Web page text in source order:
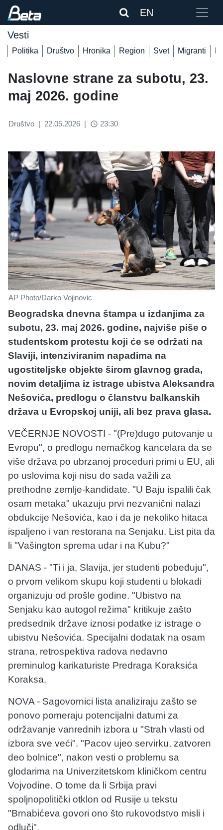
EN
Vesti
Politika Društvo Hronika Region Svet Migranti
Naslovne strane za subotu, 23.
maj 2026. godine
Društvo | 22.05.2026 | access_time 23:30
AP Photo/Darko Vojinovic
Beogradska dnevna štampa u izdanjima za
subotu, 23. maj 2026. godine, najviše piše o
studentskom protestu koji će se održati na
Slaviji, intenziviranim napadima na
ugostiteljske objekte širom glavnog grada,
novim detaljima iz istrage ubistva Aleksandra
Nešovića, predlogu o članstvu balkanskih
država u Evropskoj uniji, ali bez prava glasa.
VEČERNJE NOVOSTI - "(Pre)dugo putovanje u
Evropu", o predlogu nemačkog kancelara da se
više država po ubrzanoj proceduri primi u EU, ali
po uslovima koji nisu do sada važili za
prethodne zemlje-kandidate. "U Baju ispalili čak
osam metaka" ukazuju prvi nezvanični nalazi
obdukcije Nešovića, kao i da je nekoliko hitaca
ispaljeno i van restorana na Senjaku. List pita da
li "Vašington sprema udar i na Kubu?"
DANAS - "Ti i ja, Slavija, jer studenti pobeđuju",
o prvom velikom skupu koji studenti u blokadi
organizuju od prošle godine. "Ubistvo na
Senjaku kao autogol režima" kritikuje zašto
predsednik države iznosi podatke iz istrage o
ubistvu Nešovića. Specijalni dodatak na osam
strana, retrospektiva radova nedavno
preminulog karikaturiste Predraga Koraksića
Koraksa.
NOVA - Sagovornici lista analiziraju zašto se
ponovo pomeraju potencijalni datumi za
održavanje vanrednih izbora u "Strah vlasti od
izbora sve veći". "Pacov ujeo servirku, zatvoren
deo bolnice", nakon vesti o problemu sa
glodarima na Univerzitetskom kliničkom centru
Vojvodine. O tome da li Srbija pravi
spoljnopolitički otklon od Rusije u tekstu
"Brnabićeva govori ono što rukovodstvo misli i
odluči".